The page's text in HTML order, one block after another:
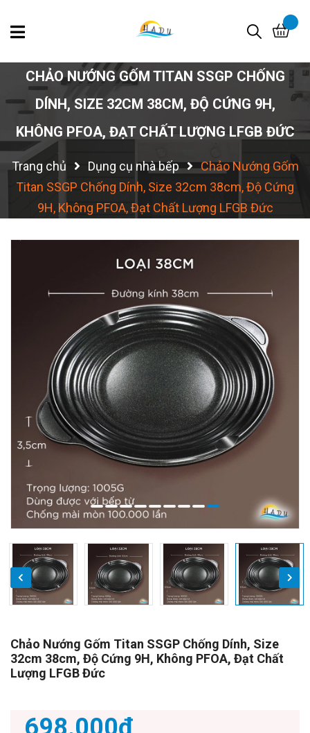
CHẢO NƯỚNG GỐM TITAN SSGP CHỐNG
DÍNH, SIZE 32CM 38CM, ĐỘ CỨNG 9H,
KHÔNG PFOA, ĐẠT CHẤT LƯỢNG LFGB ĐỨC
Trang chủ Dụng cụ nhà bếp
Chảo Nướng Gốm
Titan SSGP Chống Dính, Size 32cm 38cm, Độ Cứng
9H, Không PFOA, Đạt Chất Lượng LFGB Đức
Chảo Nướng Gốm Titan SSGP Chống Dính, Size
32cm 38cm, Độ Cứng 9H, Không PFOA, Đạt Chất
Lượng LFGB Đức